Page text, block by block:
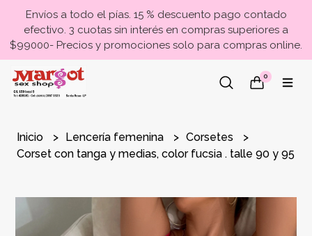
Envíos a todo el pías. 15 % descuento pago contado
efectivo. 3 cuotas sin interés en compras superiores a
$99000- Precios y promociones solo para compras online.
0
Inicio Lencería femenina
Corsetes
Corset con tanga y medias, color fucsia . talle 90 y 95